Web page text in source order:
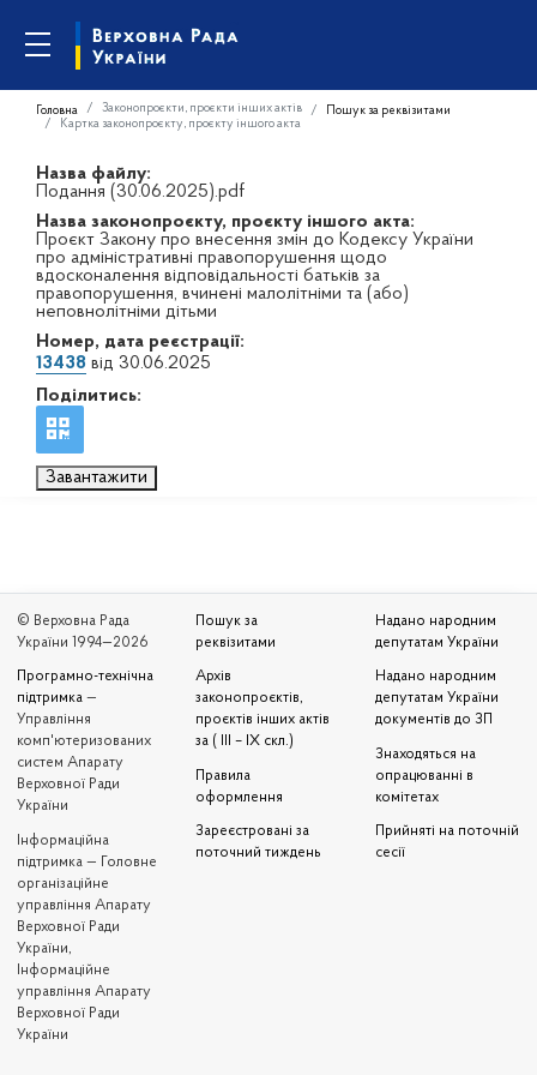
Головна Законопроєкти, проєкти інших актів
Пошук за реквізитами
Картка законопроєкту, проєкту іншого акта
Назва файлу:
Подання (30.06.2025).pdf
Назва законопроєкту, проєкту іншого акта:
Проєкт Закону про внесення змін до Кодексу України
про адміністративні правопорушення щодо
вдосконалення відповідальності батьків за
правопорушення, вчинені малолітніми та (або)
неповнолітніми дітьми
Номер, дата реєстрації:
13438 від 30.06.2025
Поділитись:
Завантажити
© Верховна Рада
України 1994—2026
Програмно-технічна
підтримка —
Управління
комп'ютеризованих
систем Апарату
Верховної Ради
України
Iнформаційна
підтримка — Головне
організаційне
управління Апарату
Верховної Ради
України,
Інформаційне
управління Апарату
Верховної Ради
України
Пошук за
реквізитами
Архів
законопроєктів,
проєктів інших актів
за ( III – IX скл.)
Правила
оформлення
Зареєстровані за
поточний тиждень
Надано народним
депутатам України
Надано народним
депутатам України
документів до ЗП
Знаходяться на
опрацюванні в
комітетах
Прийняті на поточній
сесії